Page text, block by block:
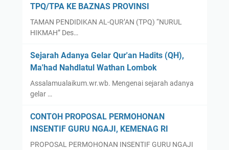
TPQ/TPA KE BAZNAS PROVINSI
TAMAN PENDIDIKAN AL-QUR’AN (TPQ) “NURUL
HIKMAH” Des…
Sejarah Adanya Gelar Qur'an Hadits (QH),
Ma'had Nahdlatul Wathan Lombok
Assalamualaikum.wr.wb. Mengenai sejarah adanya
gelar …
CONTOH PROPOSAL PERMOHONAN
INSENTIF GURU NGAJI, KEMENAG RI
PROPOSAL PERMOHONAN INSENTIF GURU NGAJI